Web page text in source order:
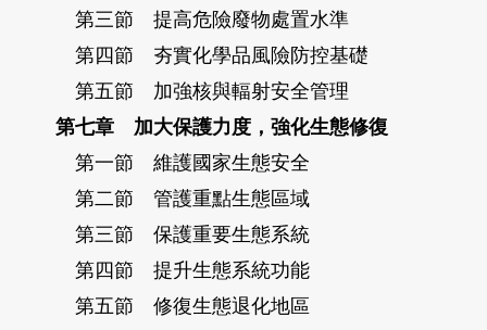
第三節 提高危險廢物處置水準
第四節 夯實化學品風險防控基礎
第五節 加強核與輻射安全管理
第七章 加大保護力度，強化生態修復
第一節 維護國家生態安全
第二節 管護重點生態區域
第三節 保護重要生態系統
第四節 提升生態系統功能
第五節 修復生態退化地區